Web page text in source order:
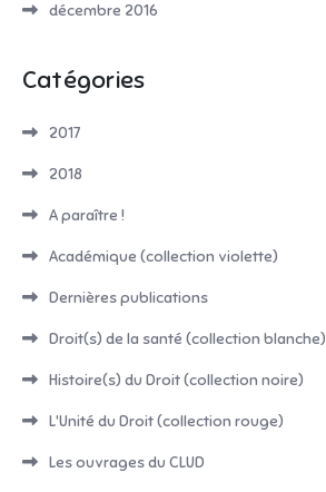
décembre 2016
Catégories
2017
2018
A paraître !
Académique (collection violette)
Dernières publications
Droit(s) de la santé (collection blanche)
Histoire(s) du Droit (collection noire)
L'Unité du Droit (collection rouge)
Les ouvrages du CLUD